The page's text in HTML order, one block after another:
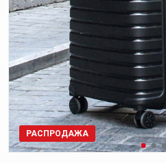
РАСПРОДАЖА